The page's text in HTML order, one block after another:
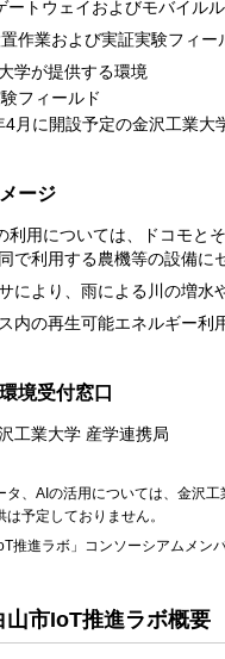
ートウェイおよびモバイル
作業および実証実験フィー
学が提供する環境
フィールド
4月に開設予定の金沢工業大
ージ
利用については、ドコモと
で利用する農機等の設備に
により、雨による川の増水
内の再生可能エネルギー利
境受付窓口
工業大学 産学連携局
タ、AIの活用については、金沢
は予定しておりません。
推進ラボ」コンソーシアムメン
市IoT推進ラボ概要